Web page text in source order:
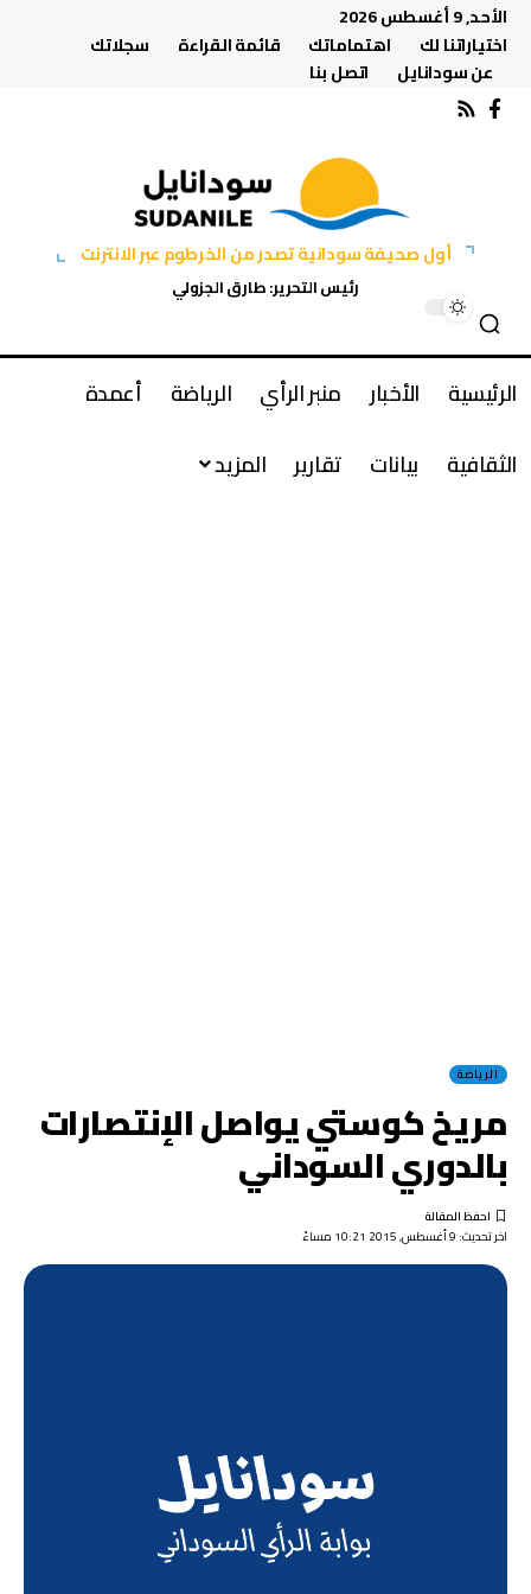
الأحد, 9 أغسطس 2026
اختياراتنا لك
اهتماماتك قائمة القراءة
سجلاتك
عن سودانايل
اتصل بنا
أول صحيفة سودانية تصدر من الخرطوم عبر الانترنت
رئيس التحرير: طارق الجزولي
الرئيسية الأخبار منبر الرأي الرياضة
أعمدة
الثقافية
بيانات تقارير المزيد
الرياضة
مريخ كوستي يواصل الإنتصارات
بالدوري السوداني
اخر تحديث: 9 أغسطس, 2015 10:21 مساءً